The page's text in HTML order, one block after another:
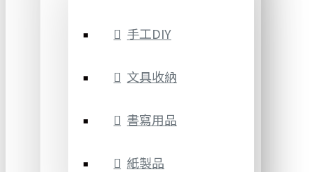
手工DIY
文具收納
書寫用品
紙製品